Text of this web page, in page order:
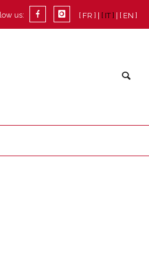
[ FR ] [ IT ] [ EN ]
us: